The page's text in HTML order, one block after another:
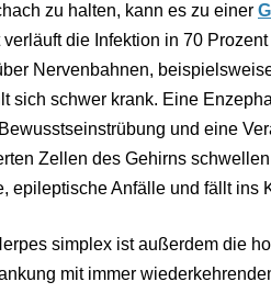
zu halten, kann es zu einer
die Infektion in 70
Nervenbahnen,
sich schwer krank. Eine
und eine
Zellen des Gehirns
epileptische Anfälle und fällt ins
simplex ist außerdem die
mit immer